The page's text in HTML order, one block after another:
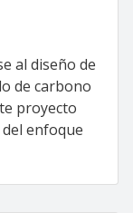
al diseño de
de carbono
proyecto
enfoque